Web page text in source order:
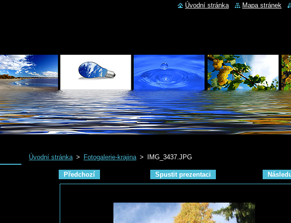
Úvodní stránka > Fotogalerie-krajina > IMG_3437.JPG
Předchozí Spustit prezentaci
Úvodní stránka Mapa stránek